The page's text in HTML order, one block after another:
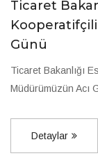
Ticaret
Günü
Ticaret Bakanlığı
Müdürümüzün Acı
Detaylar